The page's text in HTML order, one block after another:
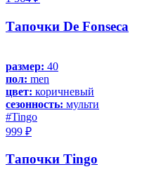
Тапочки De Fonseca
размер: 40
пол: men
цвет: коричневый
сезонность: мульти
#Tingo
999 ₽
Тапочки Tingo